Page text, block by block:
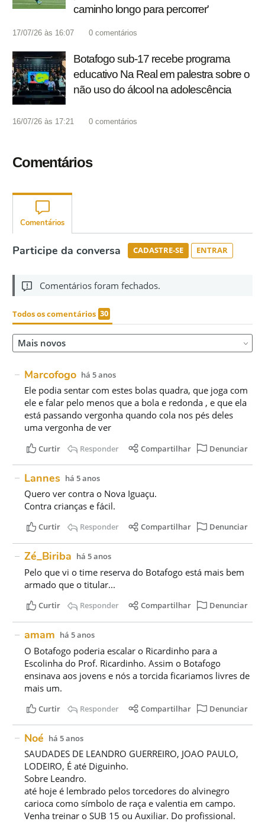
caminho longo para percorrer'
17/07/26 às 16:07 0 comentários
Botafogo sub-17 recebe programa
educativo Na Real em palestra sobre o
não uso do álcool na adolescência
16/07/26 às 17:21 0 comentários
Comentários